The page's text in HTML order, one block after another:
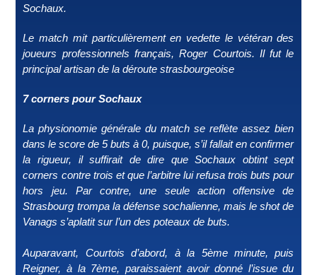
Sochaux.
Le match mit particulièrement en vedette le vétéran des
joueurs professionnels français, Roger Courtois. Il fut le
principal artisan de la déroute strasbourgeoise
7 corners pour Sochaux
La physionomie générale du match se reflète assez bien
dans le score de 5 buts à 0, puisque, s’il fallait en confirmer
la rigueur, il suffirait de dire que Sochaux obtint sept
corners contre trois et que l’arbitre lui refusa trois buts pour
hors jeu. Par contre, une seule action offensive de
Strasbourg trompa la défense sochalienne, mais le shot de
Vanags s’aplatit sur l’un des poteaux de buts.
Auparavant, Courtois d’abord, à la 5ème minute, puis
Reigner, à la 7ème, paraissaient avoir donné l’issue du